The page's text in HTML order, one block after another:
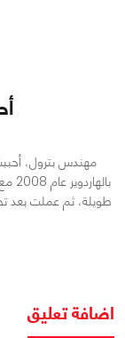
مهندس بترول،
طويلة، ثم عملت بعد
اضافة تعليق